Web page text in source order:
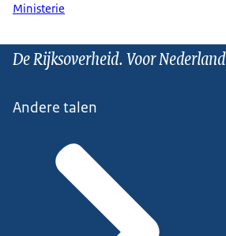
Ministerie
De Rijksoverheid. Voor Nederland
Andere talen